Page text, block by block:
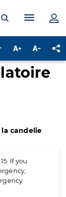
Ouvrir laMenu
vous
Augmenter la
la candelie
If you